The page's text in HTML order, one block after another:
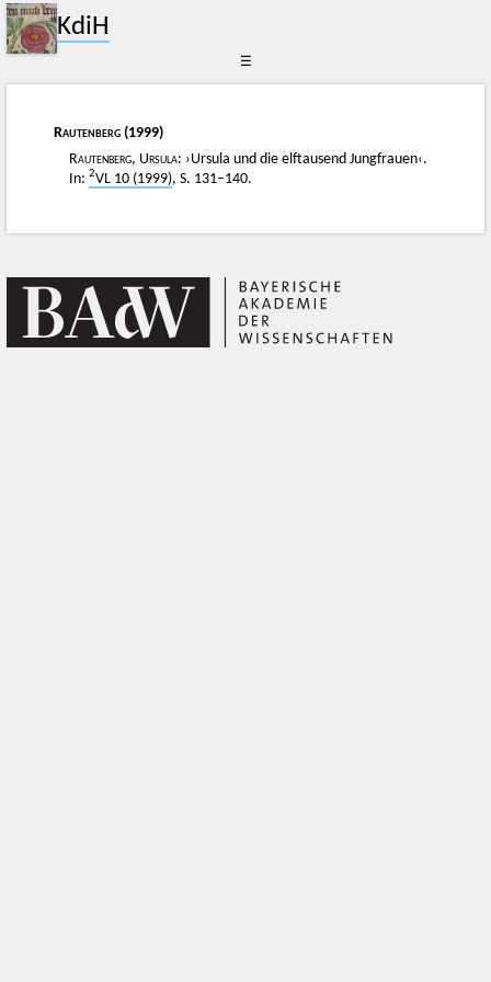
KdiH
☰
Rautenberg (1999)
Rautenberg, Ursula: ›Ursula und die elftausend Jungfrauen‹.
In:2VL 10 (1999), S. 131–140.